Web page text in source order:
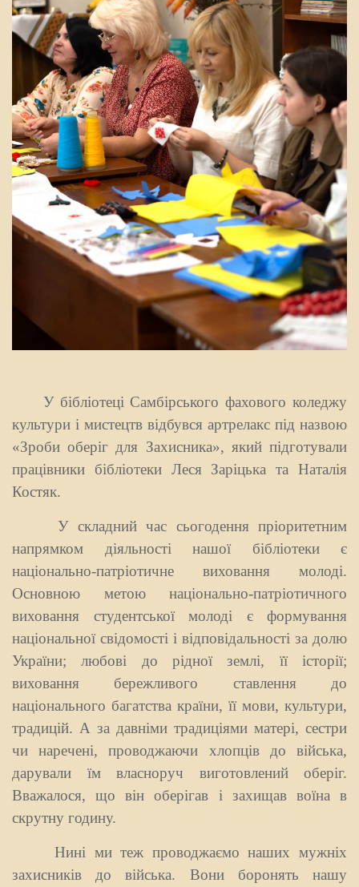
У бібліотеці Самбірського фахового коледжу
культури і мистецтв відбувся артрелакс під назвою
«Зроби оберіг для Захисника», який підготували
працівники бібліотеки Леся Заріцька та Наталія
Костяк.
У складний час сьогодення пріоритетним
напрямком діяльності нашої бібліотеки є
національно-патріотичне виховання молоді.
Основною метою національно-патріотичного
виховання студентської молоді є формування
національної свідомості і відповідальності за долю
України; любові до рідної землі, її історії;
виховання бережливого ставлення до
національного багатства країни, її мови, культури,
традицій. А за давніми традиціями матері, сестри
чи наречені, проводжаючи хлопців до війська,
дарували їм власноруч виготовлений оберіг.
Вважалося, що він оберігав і захищав воїна в
скрутну годину.
Нині ми теж проводжаємо наших мужніх
захисників до війська. Вони боронять нашу